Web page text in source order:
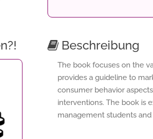
Beschreibung
The book focuses on the
provides a guideline to
consumer behavior
interventions. The book is
management students